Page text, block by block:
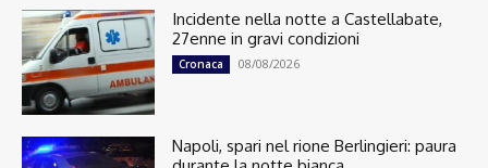
Incidente nella notte a Castellabate,
27enne in gravi condizioni
Cronaca 08/08/2026
Napoli, spari nel rione Berlingieri: paura